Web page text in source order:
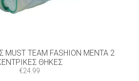
TEAM FASHION ΜΈΝΤΑ 2
ΘΉΚΕΣ
€24.99